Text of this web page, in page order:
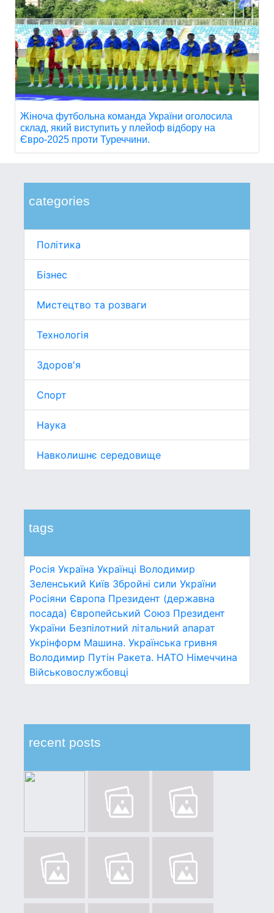
categories
Політика
Бізнес
Мистецтво та розваги
Технологія
Здоров'я
Спорт
Наука
Навколишнє середовище
tags
Росія Україна Українці Володимир
Зеленський Київ Збройні сили України
Росіяни Європа Президент (державна
посада) Європейський Союз Президент
України Безпілотний літальний апарат
Укрінформ Машина. Українська гривня
Володимир Путін Ракета. НАТО Німеччина
Військовослужбовці
recent posts
Жіноча футбольна команда України оголосила
склад, який виступить у плейоф відбору на
Євро-2025 проти Туреччини.